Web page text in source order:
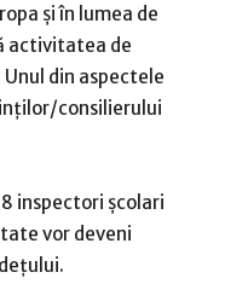
şi în lumea de
activitatea de
din aspectele
consilierului
inspectori școlari
vor deveni